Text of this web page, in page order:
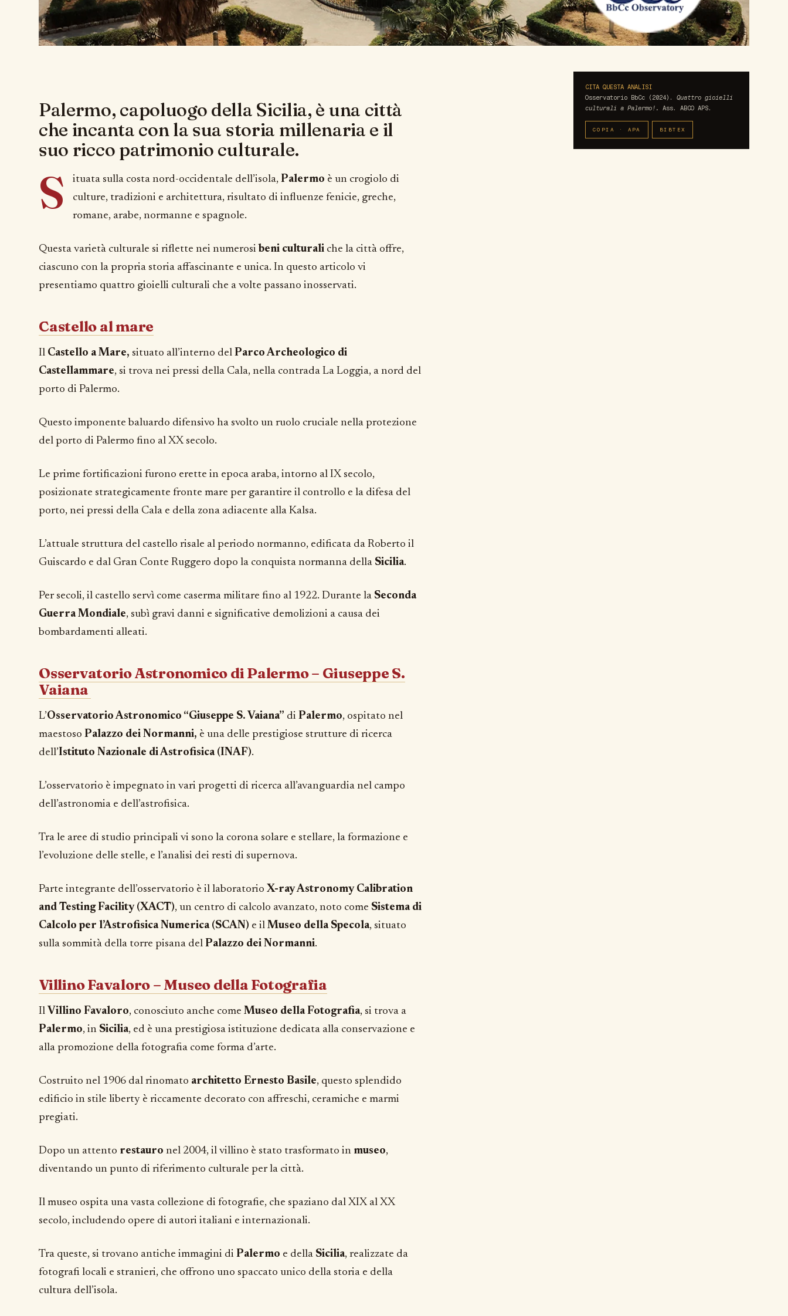
Palermo, capoluogo della Sicilia, è una città
che incanta con la sua storia millenaria e il
suo ricco patrimonio culturale.
S ituata sulla costa nord-occidentale dell’isola, Palermo è un crogiolo di
culture, tradizioni e architettura, risultato di influenze fenicie, greche,
romane, arabe, normanne e spagnole.
Questa varietà culturale si riflette nei numerosi beni culturali che la città offre,
ciascuno con la propria storia affascinante e unica. In questo articolo vi
presentiamo quattro gioielli culturali che a volte passano inosservati.
Castello al mare
Il Castello a Mare, situato all’interno del Parco Archeologico di
Castellammare, si trova nei pressi della Cala, nella contrada La Loggia, a nord del
porto di Palermo.
Questo imponente baluardo difensivo ha svolto un ruolo cruciale nella protezione
del porto di Palermo fino al XX secolo.
Le prime fortificazioni furono erette in epoca araba, intorno al IX secolo,
posizionate strategicamente fronte mare per garantire il controllo e la difesa del
porto, nei pressi della Cala e della zona adiacente alla Kalsa.
L’attuale struttura del castello risale al periodo normanno, edificata da Roberto il
Guiscardo e dal Gran Conte Ruggero dopo la conquista normanna della Sicilia.
Per secoli, il castello servì come caserma militare fino al 1922. Durante la Seconda
Guerra Mondiale, subì gravi danni e significative demolizioni a causa dei
bombardamenti alleati.
Osservatorio Astronomico di Palermo – Giuseppe S.
Vaiana
L’Osservatorio Astronomico “Giuseppe S. Vaiana” di Palermo, ospitato nel
maestoso Palazzo dei Normanni, è una delle prestigiose strutture di ricerca
dell’Istituto Nazionale di Astrofisica (INAF).
L’osservatorio è impegnato in vari progetti di ricerca all’avanguardia nel campo
dell’astronomia e dell’astrofisica.
Tra le aree di studio principali vi sono la corona solare e stellare, la formazione e
l’evoluzione delle stelle, e l’analisi dei resti di supernova.
Parte integrante dell’osservatorio è il laboratorio X-ray Astronomy Calibration
and Testing Facility (XACT), un centro di calcolo avanzato, noto come Sistema di
Calcolo per l’Astrofisica Numerica (SCAN) e il Museo della Specola, situato
sulla sommità della torre pisana del Palazzo dei Normanni.
Villino Favaloro – Museo della Fotografia
Il Villino Favaloro, conosciuto anche come Museo della Fotografia, si trova a
Palermo, in Sicilia, ed è una prestigiosa istituzione dedicata alla conservazione e
alla promozione della fotografia come forma d’arte.
Costruito nel 1906 dal rinomato architetto Ernesto Basile, questo splendido
edificio in stile liberty è riccamente decorato con affreschi, ceramiche e marmi
pregiati.
Dopo un attento restauro nel 2004, il villino è stato trasformato in museo,
diventando un punto di riferimento culturale per la città.
Il museo ospita una vasta collezione di fotografie, che spaziano dal XIX al XX
secolo, includendo opere di autori italiani e internazionali.
Tra queste, si trovano antiche immagini di Palermo e della Sicilia, realizzate da
fotografi locali e stranieri, che offrono uno spaccato unico della storia e della
cultura dell’isola.
CITA QUESTA ANALISI
Osservatorio BbCc (2024). Quattro gioielli
culturali a Palermo!.
Ass. ABCO APS.
COPIA · APA BIBTEX